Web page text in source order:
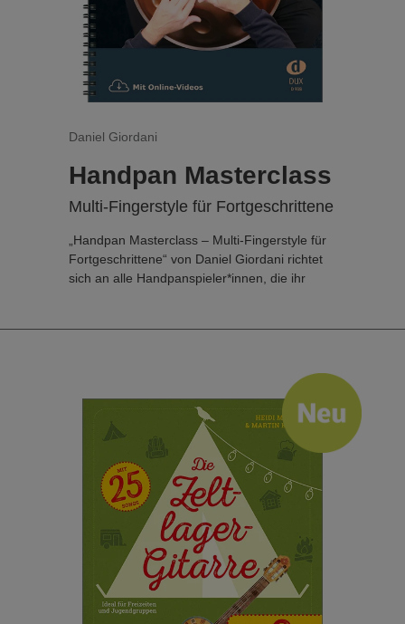
My Lord - Michael, Row The Boat Ashore - My
Bonnie Is Over The Ocean - Nobody Knows
The Trouble I’ve Seen - Polly Wolly Doodle -
Rock My Soul - Swing Low, Sweet Chariot -
This Little Light Of Mine - Tom Dooley -
Ukulele - Von den blauen Bergen kommen wir
Yankee Doodle
Daniel Giordani
Handpan Masterclass
Multi-Fingerstyle für Fortgeschrittene
„Handpan Masterclass – Multi-Fingerstyle für
Fortgeschrittene“ von Daniel Giordani richtet
sich an alle Handpanspieler*innen, die ihr
Knöcheln oder Handballen. Ausgehend von
Fingertechniken indischer und arabischer
Trommeln, kann durch diesen Ratgeber ein
komplexeres Handpanspiel erlernt werden.
Das Buch mit mehr als 140 Seiten und 76
Video-Links ist als aufbauender Kurs
konzipiert, der behutsam Schritt für Schritt in
komplexere Bewegungsabläufe wie Splithand,
Fingerflip-Rolls, Ornamentierungen, Flams
und Tremolos einführt. Zahlreiche Grooves
und Übungen machen das Lernen der
Techniken freudvoll und spannend. Ein eigens